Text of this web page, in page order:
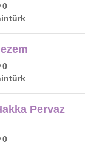
0
0
Pervaz
0